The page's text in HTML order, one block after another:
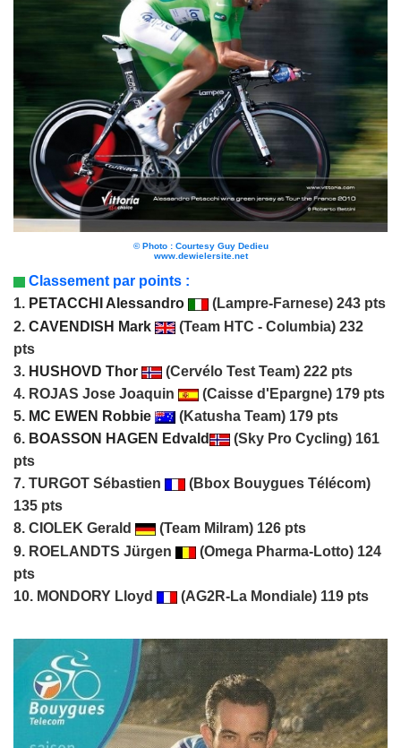
© Photo : Courtesy Guy Dedieu
www.dewielersite.net
Classement par points :
1. PETACCHI Alessandro
(Lampre-Farnese) 243 pts
2. CAVENDISH Mark
(Team HTC - Columbia) 232
pts
3. HUSHOVD Thor
(Cervélo Test Team) 222 pts
4. ROJAS Jose Joaquin
(Caisse d'Epargne) 179 pts
5. MC EWEN Robbie
(Katusha Team) 179 pts
6. BOASSON HAGEN Edvald
(Sky Pro Cycling) 161
pts
7. TURGOT Sébastien
(Bbox Bouygues Télécom)
135 pts
8. CIOLEK Gerald
(Team Milram) 126 pts
9. ROELANDTS Jürgen
(Omega Pharma-Lotto) 124
pts
10. MONDORY Lloyd
(AG2R-La Mondiale) 119 pts